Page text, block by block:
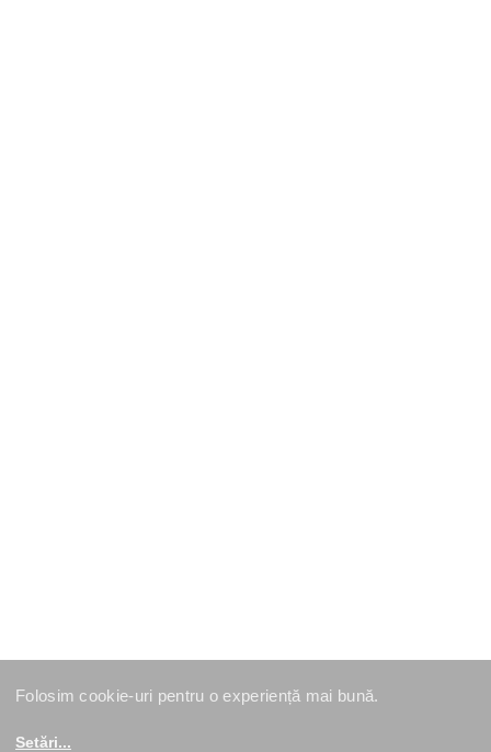
Folosim cookie-uri pentru o experiență mai bună.
Setări...